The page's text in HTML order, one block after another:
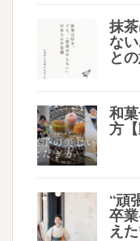
抹
な
と
和
方【
“頑
卒
え